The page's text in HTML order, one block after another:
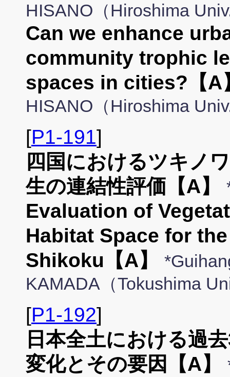
HISANO（Hiroshima
Can we enhance
community trophic
spaces in cities?【A
HISANO（Hiroshima
[P1-191]
四国におけるツキノ
生の連結性評価【A】
Evaluation of
Habitat Space for
Shikoku【A】
KAMADA（Tokushima
[P1-192]
日本全土における過
変化とその要因【A】